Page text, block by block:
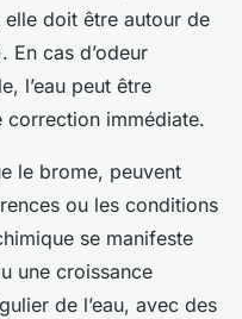
doit être autour de
En cas d’odeur
l’eau peut être
correction immédiate.
le brome, peuvent
ou les conditions
se manifeste
une croissance
de l’eau, avec des